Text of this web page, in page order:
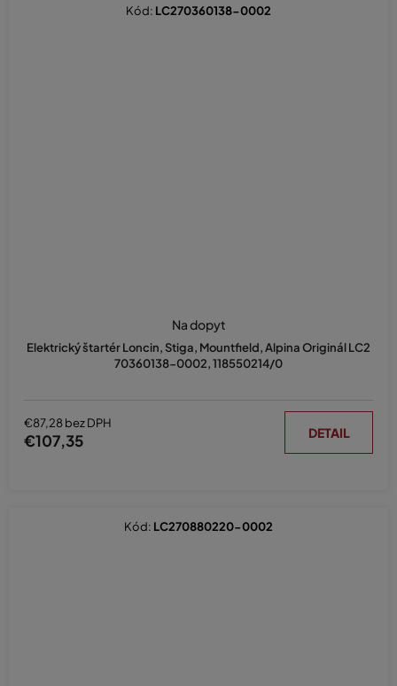
Elektrický štartér Loncin, Stiga, Mountfield, Alpina Originál LC2
70360138-0002, 118550214/0
Na dopyt
€87,28 bez DPH
€107,35 DETAIL
Kód: LC270360138-0002
Kód: LC270880220-0002